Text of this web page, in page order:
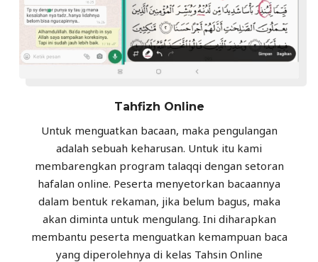
Tahfizh Online
Untuk menguatkan bacaan, maka pengulangan
adalah sebuah keharusan. Untuk itu kami
membarengkan program talaqqi dengan setoran
hafalan online. Peserta menyetorkan bacaannya
dalam bentuk rekaman, jika belum bagus, maka
akan diminta untuk mengulang. Ini diharapkan
membantu peserta menguatkan kemampuan baca
yang diperolehnya di kelas Tahsin Online